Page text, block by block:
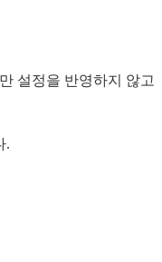
설정을 반영하지 않고
.